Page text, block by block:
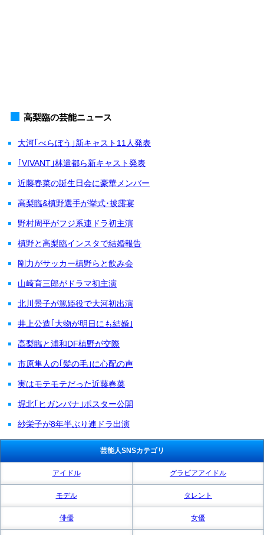
高梨臨の芸能ニュース
大河｢べらぼう｣新キャスト11人発表
｢VIVANT｣林遣都ら新キャスト発表
近藤春菜の誕生日会に豪華メンバー
高梨臨&槙野選手が挙式･披露宴
野村周平がフジ系連ドラ初主演
槙野と高梨臨インスタで結婚報告
剛力がサッカー槙野らと飲み会
山崎育三郎がドラマ初主演
北川景子が篤姫役で大河初出演
井上公造｢大物が明日にも結婚｣
高梨臨と浦和DF槙野が交際
市原隼人の｢髪の毛｣に心配の声
実はモテモテだった近藤春菜
堀北｢ヒガンバナ｣ポスター公開
紗栄子が8年半ぶり連ドラ出演
芸能人SNSカテゴリ
アイドル グラビアアイドル
モデル タレント
俳優 女優